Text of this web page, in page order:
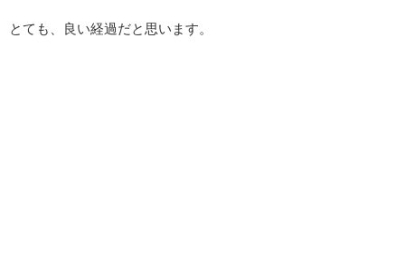
とても、良い経過だと思います。